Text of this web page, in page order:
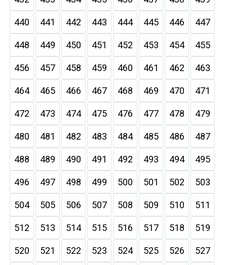
440 441 442 443 444 445 446 447
448 449 450 451 452 453 454 455
456 457 458 459 460 461 462 463
464 465 466 467 468 469 470 471
472 473 474 475 476 477 478 479
480 481 482 483 484 485 486 487
488 489 490 491 492 493 494 495
496 497 498 499 500 501 502 503
504 505 506 507 508 509 510 511
512 513 514 515 516 517 518 519
520 521 522 523 524 525 526 527